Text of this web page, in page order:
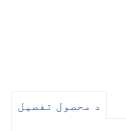
د مختلفو
سره سمون
د محصول تفصیل